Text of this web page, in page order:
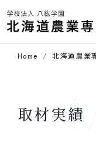
Home 北海道農業
取材実績